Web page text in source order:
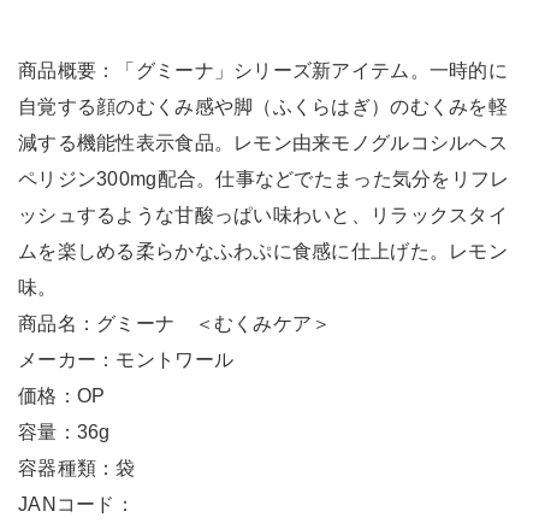
商品概要：「グミーナ」シリーズ新アイテム。一時的に
自覚する顔のむくみ感や脚（ふくらはぎ）のむくみを軽
減する機能性表示食品。レモン由来モノグルコシルヘス
ペリジン300mg配合。仕事などでたまった気分をリフレ
ッシュするような甘酸っぱい味わいと、リラックスタイ
ムを楽しめる柔らかなふわぷに食感に仕上げた。レモン
味。
商品名：グミーナ ＜むくみケア＞
メーカー：モントワール
価格：OP
容量：36g
容器種類：袋
JANコード：